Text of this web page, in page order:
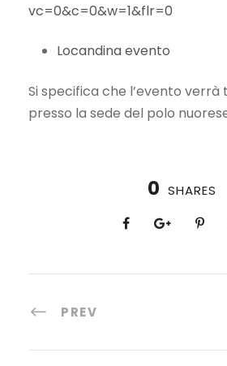
vc=0&c=0&w=1&flr=0
Locandina evento
Si specifica che l’evento verrà
presso la sede del polo
0 SHARES
PREV